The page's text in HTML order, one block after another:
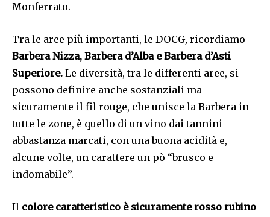
Monferrato.
Tra le aree più importanti, le DOCG, ricordiamo
Barbera Nizza, Barbera d’Alba e Barbera d’Asti
Superiore. Le diversità, tra le differenti aree, si
possono definire anche sostanziali ma
sicuramente il fil rouge, che unisce la Barbera in
tutte le zone, è quello di un vino dai tannini
abbastanza marcati, con una buona acidità e,
alcune volte, un carattere un pò “brusco e
indomabile”.
Il colore caratteristico è sicuramente rosso rubino